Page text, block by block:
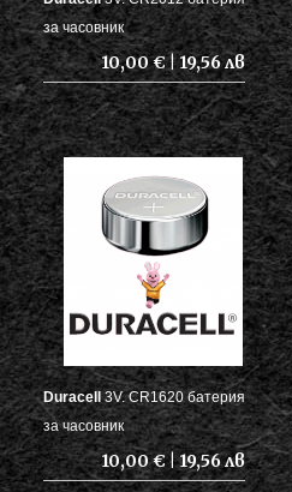
за часовник
10,00 € | 19,56 лв
Duracell3V. CR1620 батерия
за часовник
10,00 € | 19,56 лв